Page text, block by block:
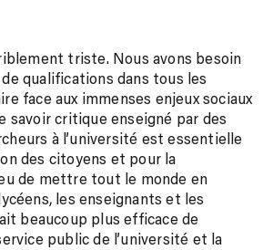
triste. Nous avons besoin
qualifications dans tous les
face aux immenses enjeux sociaux
savoir critique enseigné par des
à l’université est essentielle
des citoyens et pour la
de mettre tout le monde en
les enseignants et les
beaucoup plus efficace de
public de l’université et la